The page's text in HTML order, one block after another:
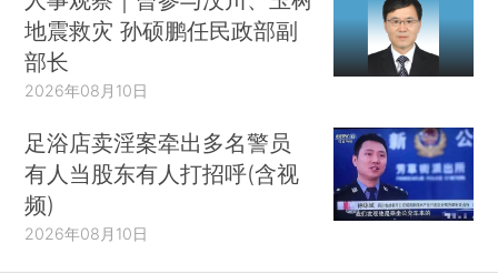
地震救灾 孙硕鹏任民政部副
部长
2026年08月10日
足浴店卖淫案牵出多名警员
有人当股东有人打招呼(含视
频)
2026年08月10日